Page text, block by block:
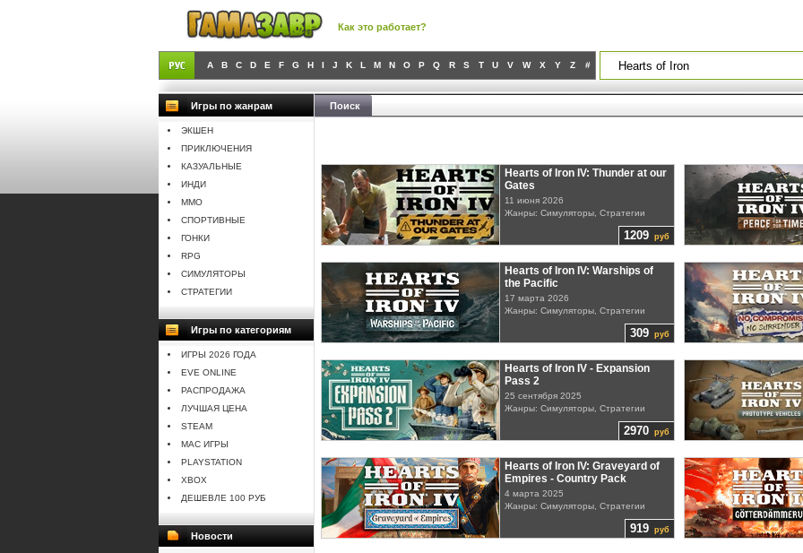
Как это работает?
A B C D E F G H I J K L M N O P Q R S T U V W X Y Z #
Игры по жанрам
ЭКШЕН
ПРИКЛЮЧЕНИЯ
КАЗУАЛЬНЫЕ
ИНДИ
MMO
СПОРТИВНЫЕ
ГОНКИ
RPG
СИМУЛЯТОРЫ
СТРАТЕГИИ
Игры по категориям
ИГРЫ 2026 ГОДА
EVE ONLINE
РАСПРОДАЖА
ЛУЧШАЯ ЦЕНА
STEAM
MAC ИГРЫ
PLAYSTATION
XBOX
ДЕШЕВЛЕ 100 РУБ
Новости
Поиск
1209 руб
Hearts of Iron IV: Thunder at our
Gates
11 июня 2026
Жанры: Симуляторы, Стратегии
309 руб
Hearts of Iron IV: Warships of
the Pacific
17 марта 2026
Жанры: Симуляторы, Стратегии
2970 руб
Hearts of Iron IV - Expansion
Pass 2
25 сентября 2025
Жанры: Симуляторы, Стратегии
919 руб
Hearts of Iron IV: Graveyard of
Empires - Country Pack
4 марта 2025
Жанры: Симуляторы, Стратегии